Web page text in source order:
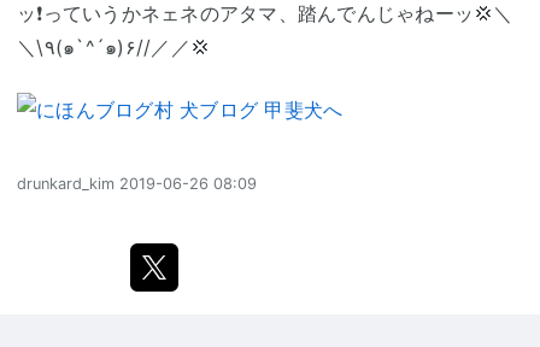
ッ❗️っていうかネェネのアタマ、踏んでんじゃねーッ💢＼
＼\٩(๑`^´๑)۶//／／💢
drunkard_kim 2019-06-26 08:09